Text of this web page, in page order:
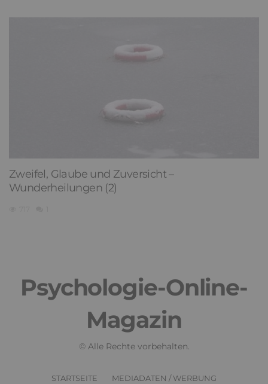
Zweifel, Glaube und Zuversicht –
Wunderheilungen (2)
Psychologie-Online-
Magazin
© Alle Rechte vorbehalten.
STARTSEITE MEDIADATEN / WERBUNG